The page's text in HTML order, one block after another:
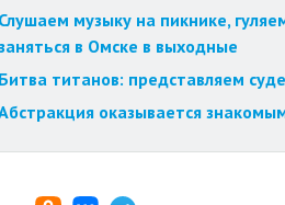
музыку на пикнике,
в Омске в выходные
титанов: представляем
оказывается